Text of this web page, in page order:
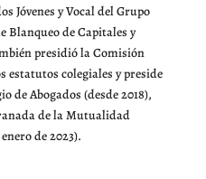
Jóvenes y Vocal del Grupo
Blanqueo de Capitales y
presidió la Comisión
estatutos colegiales y preside
de Abogados (desde 2018),
de la Mutualidad
de 2023).